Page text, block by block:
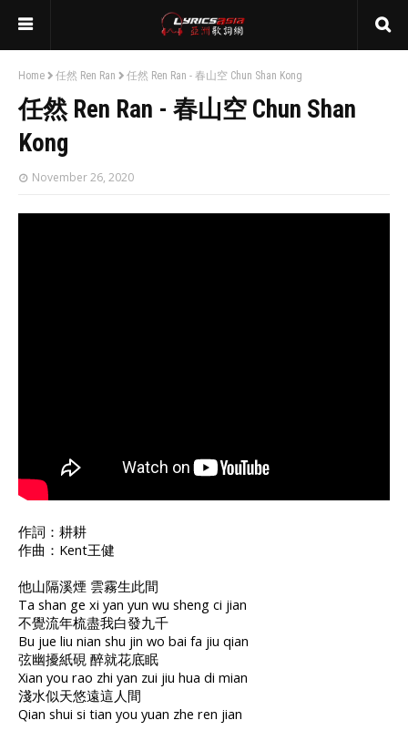
Home 任然 Ren Ran 任然 Ren Ran - 春山空 Chun Shan Kong
任然 Ren Ran - 春山空 Chun Shan
Kong
November 26, 2020
作詞：耕耕
作曲：Kent王健
他山隔溪煙 雲霧生此間
Ta shan ge xi yan yun wu sheng ci jian
不覺流年梳盡我白發九千
Bu jue liu nian shu jin wo bai fa jiu qian
弦幽擾紙硯 醉就花底眠
Xian you rao zhi yan zui jiu hua di mian
淺水似天悠遠這人間
Qian shui si tian you yuan zhe ren jian